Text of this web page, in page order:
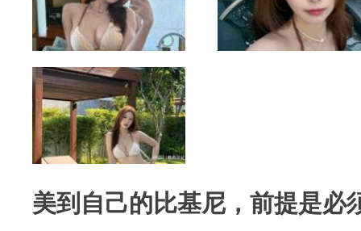
美到自己的比基尼，前提是必